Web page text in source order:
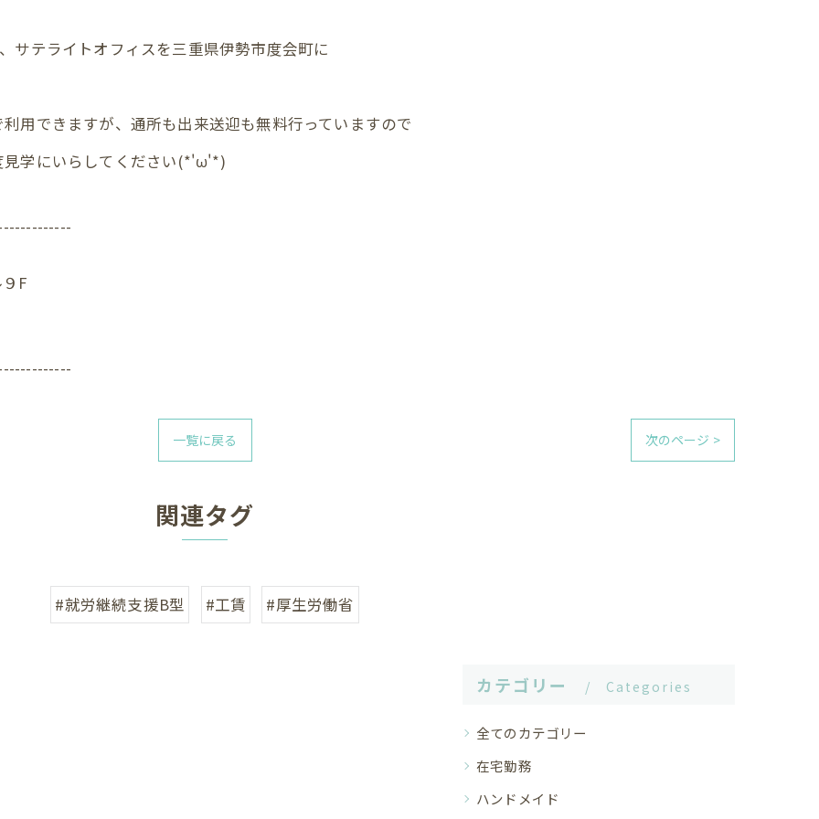
サテライトオフィスを三重県伊勢市度会町に
用できますが、通所も出来送迎も無料行っていますので
見学にいらしてください(*'ω'*)
F
一覧に戻る 次のページ >
関連タグ
#就労継続支援B型 #工賃 #厚生労働省
カテゴリー Categories
全てのカテゴリー
在宅勤務
ハンドメイド